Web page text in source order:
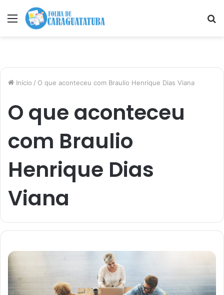
Menu
Início / O que aconteceu com Braulio Henrique Dias Viana
O que aconteceu
com Braulio
Henrique Dias
Viana